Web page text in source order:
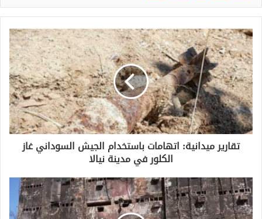
تقارير ميدانية: اتهامات باستخدام الجيش السوداني غاز
الكلور في مدينة نيالا